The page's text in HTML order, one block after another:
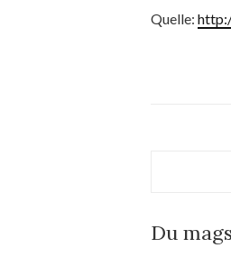
Quelle:
Du